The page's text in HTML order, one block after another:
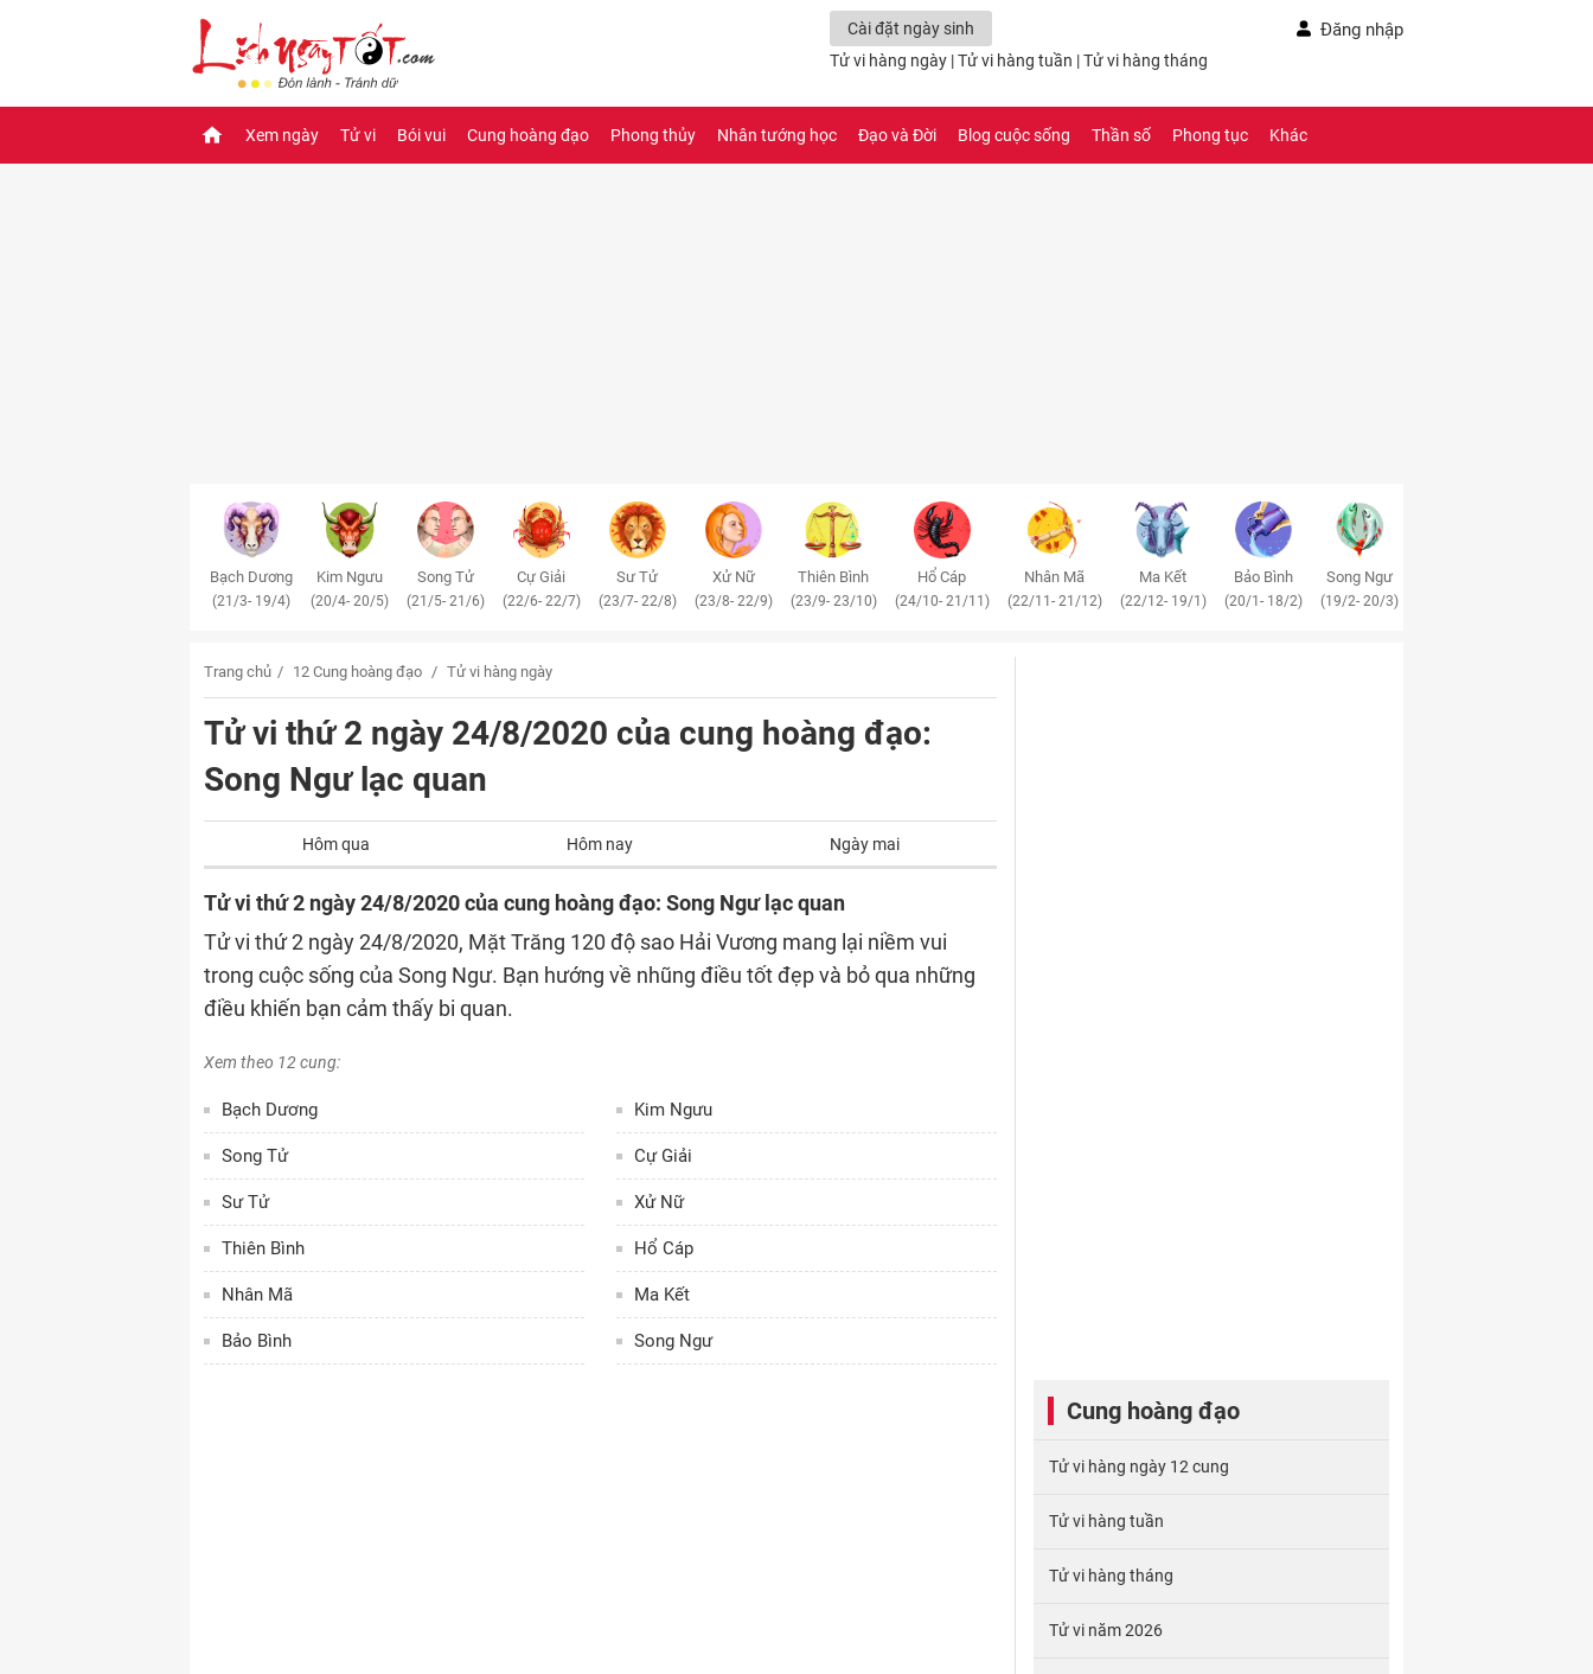
Cài đặt ngày sinh Đăng nhập
Tử vi hàng ngày |Tử vi hàng tuần |Tử vi hàng tháng
Xem ngày Tử vi Bói vui Cung hoàng đạo Phong thủy Nhân tướng học Đạo và Đời Blog cuộc sống Thần số Phong tục Khác
Bạch Dương
(21/3- 19/4)
Kim Ngưu
(20/4- 20/5)
Song Tử
(21/5- 21/6)
Cự Giải
(22/6- 22/7)
Sư Tử
(23/7- 22/8)
Xử Nữ
(23/8- 22/9)
Thiên Bình
(23/9- 23/10)
Hổ Cáp
(24/10- 21/11)
Nhân Mã
(22/11- 21/12)
Ma Kết
(22/12- 19/1)
Bảo Bình
(20/1- 18/2)
Song Ngư
(19/2- 20/3)
Trang chủ 12 Cung hoàng đạo Tử vi hàng ngày
Tử vi thứ 2 ngày 24/8/2020 của cung hoàng đạo:
Song Ngư lạc quan
Hôm qua Hôm nay Ngày mai
Tử vi thứ 2 ngày 24/8/2020 của cung hoàng đạo: Song Ngư lạc quan
Tử vi thứ 2 ngày 24/8/2020, Mặt Trăng 120 độ sao Hải Vương mang lại niềm vui
trong cuộc sống của Song Ngư. Bạn hướng về nhũng điều tốt đẹp và bỏ qua những
điều khiến bạn cảm thấy bi quan.
Xem theo 12 cung:
Bạch Dương Kim Ngưu
Song Tử Cự Giải
Sư Tử Xử Nữ
Thiên Bình Hổ Cáp
Nhân Mã Ma Kết
Bảo Bình Song Ngư
Cung hoàng đạo
Tử vi hàng ngày 12 cung
Tử vi hàng tuần
Tử vi hàng tháng
Tử vi năm 2026